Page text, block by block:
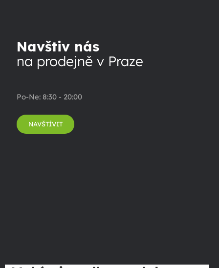
Navštiv nás
na prodejně v Praze
Po-Ne: 8:30 - 20:00
NAVŠTÍVIT